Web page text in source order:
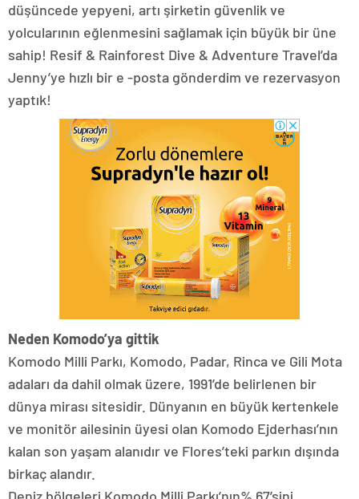
düşüncede yepyeni, artı şirketin güvenlik ve
yolcularının eğlenmesini sağlamak için büyük bir üne
sahip! Resif & Rainforest Dive & Adventure Travel’da
Jenny’ye hızlı bir e -posta gönderdim ve rezervasyon
yaptık!
Neden Komodo’ya gittik
Komodo Milli Parkı, Komodo, Padar, Rinca ve Gili Mota
adaları da dahil olmak üzere, 1991’de belirlenen bir
dünya mirası sitesidir. Dünyanın en büyük kertenkele
ve monitör ailesinin üyesi olan Komodo Ejderhası’nın
kalan son yaşam alanıdır ve Flores’teki parkın dışında
birkaç alandır.